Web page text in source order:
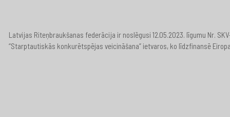
Latvijas Riteņbraukšanas federācija ir noslēgusi 12.05.2023. līgumu Nr.
“Starptautiskās konkurētspējas veicināšana” ietvaros, ko līdzfinansē